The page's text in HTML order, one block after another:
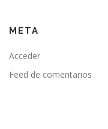
META
Acceder
Feed de comentarios